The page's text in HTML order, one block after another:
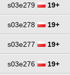
s03e279 19+
s03e278 19+
s03e277 19+
s03e276 19+